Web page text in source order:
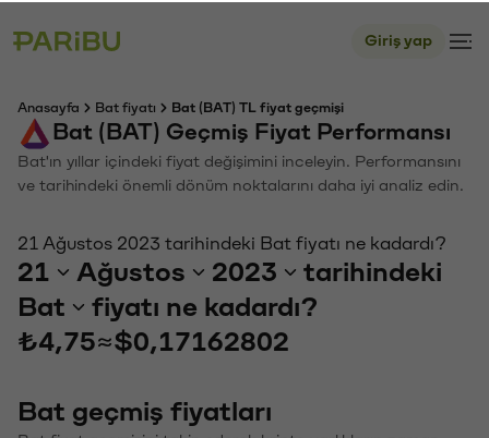
Giriş yap
Anasayfa Bat fiyatı Bat (BAT) TL fiyat geçmişi
Bat (BAT) Geçmiş Fiyat Performansı
Bat'ın yıllar içindeki fiyat değişimini inceleyin. Performansını
ve tarihindeki önemli dönüm noktalarını daha iyi analiz edin.
21 Ağustos 2023 tarihindeki Bat fiyatı ne kadardı?
21 Ağustos 2023
tarihindeki
Bat
fiyatı ne kadardı?
₺4,75≈$0,17162802
Bat geçmiş fiyatları